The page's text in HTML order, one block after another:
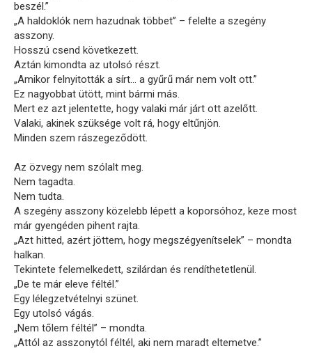
beszél.”
„A haldoklók nem hazudnak többet” – felelte a szegény
asszony.
Hosszú csend következett.
Aztán kimondta az utolsó részt.
„Amikor felnyitották a sírt… a gyűrű már nem volt ott.”
Ez nagyobbat ütött, mint bármi más.
Mert ez azt jelentette, hogy valaki már járt ott azelőtt.
Valaki, akinek szüksége volt rá, hogy eltűnjön.
Minden szem rászegeződött.
Az özvegy nem szólalt meg.
Nem tagadta.
Nem tudta.
A szegény asszony közelebb lépett a koporsóhoz, keze most
már gyengéden pihent rajta.
„Azt hitted, azért jöttem, hogy megszégyenítselek” – mondta
halkan.
Tekintete felemelkedett, szilárdan és rendíthetetlenül.
„De te már eleve féltél.”
Egy lélegzetvételnyi szünet.
Egy utolsó vágás.
„Nem tőlem féltél” – mondta.
„Attól az asszonytól féltél, aki nem maradt eltemetve.”